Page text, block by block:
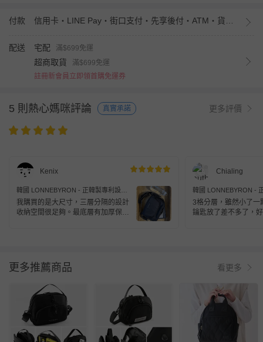
付款
配送 宅配 滿$699免運
超商取貨
滿$699免運
註冊新會員立即領首購免運券
5 則熱心媽咪評論 真實承諾 更多評價
Kenix
韓國 LONNEBYRON - 正韓製專利設計
輕巧多層收納旅行防盜斜背包(送防盜扣
環)-大-黑 (25.5x20x7cm)
我購買的是大尺寸，三層分隔的設計
收納空間很足夠。最底層有加厚保
子來說是不錯的選擇。 包包本身很
輕，還有可以套在行李箱拉桿上的設
計，出國或搭車移動都很方便。整體
來說是一咖實用性很高的小包，平常
輕裝出門或當登機包都很合適。
Chialing
韓國 LONNEBYRON -
輕巧多層收納旅行防盜
環)-小-黑
3格分層，雖然小了一
鑰匙放了差不多了，
更多推薦商品 看更多